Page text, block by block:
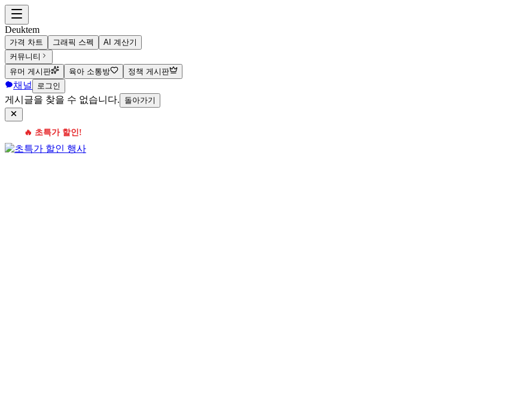
Deuktem
가격 차트 그래픽 스펙
AI 계산기
커뮤니티
유머 게시판
육아 소통방 정책 게시판
채널 로그인
게시글을 찾을 수 없습니다. 돌아가기
🔥 초특가 할인!